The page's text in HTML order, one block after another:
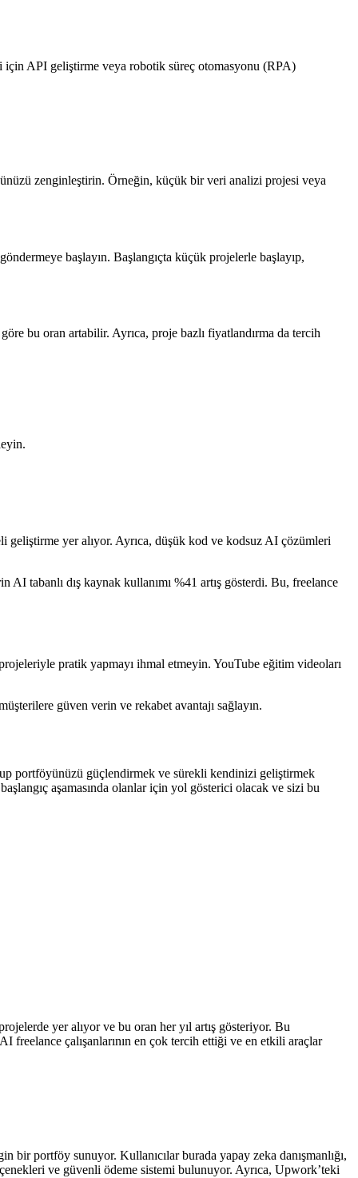
için API geliştirme veya robotik süreç otomasyonu (RPA)
zenginleştirin. Örneğin, küçük bir veri analizi projesi veya
başlayın. Başlangıçta küçük projelerle başlayıp,
bu oran artabilir. Ayrıca, proje bazlı fiyatlandırma da tercih
geliştirme yer alıyor. Ayrıca, düşük kod ve kodsuz AI çözümleri
tabanlı dış kaynak kullanımı %41 artış gösterdi. Bu, freelance
pratik yapmayı ihmal etmeyin. YouTube eğitim videoları
güven verin ve rekabet avantajı sağlayın.
portföyünüzü güçlendirmek ve sürekli kendinizi geliştirmek
aşamasında olanlar için yol gösterici olacak ve sizi bu
yer alıyor ve bu oran her yıl artış gösteriyor. Bu
freelance çalışanlarının en çok tercih ettiği ve en etkili araçlar
bir portföy sunuyor. Kullanıcılar burada yapay zeka danışmanlığı,
ve güvenli ödeme sistemi bulunuyor. Ayrıca, Upwork’teki